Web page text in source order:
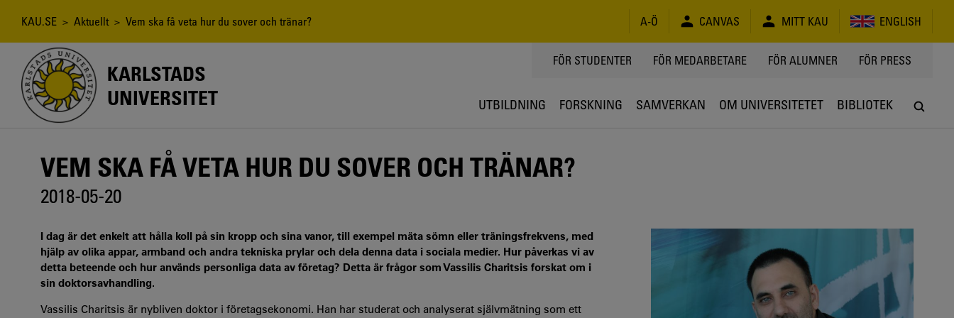
Länkstig
KAU.SE > Aktuellt > Vem ska få veta hur du sover och tränar? A-Ö CANVAS MITT KAU ENGLISH
KARLSTADS
UNIVERSITET
TOPPMENY
FÖR STUDENTER FÖR MEDARBETARE FÖR ALUMNER FÖR PRESS
UTBILDNING FORSKNING SAMVERKAN OM UNIVERSITETET BIBLIOTEK
VEM SKA FÅ VETA HUR DU SOVER OCH TRÄNAR?
2018-05-20
I dag är det enkelt att hålla koll på sin kropp och sina vanor, till exempel mäta sömn eller träningsfrekvens, med
hjälp av olika appar, armband och andra tekniska prylar och dela denna data i sociala medier. Hur påverkas vi av
detta beteende och hur används personliga data av företag? Detta är frågor som Vassilis Charitsis forskat om i
sin doktorsavhandling.
Vassilis Charitsis är nybliven doktor i företagsekonomi. Han har studerat och analyserat självmätning som ett